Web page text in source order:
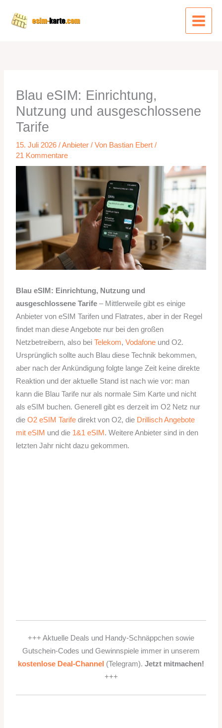
Inhalt
Blau eSIM: Einrichtung,
Nutzung und ausgeschlossene
Tarife
15. Juli 2026/Anbieter / Von Bastian Ebert/
21 Kommentare
Blau eSIM: Einrichtung, Nutzung und
ausgeschlossene Tarife– Mittlerweile gibt es einige
Anbieter von eSIM Tarifen und Flatrates, aber in der Regel
findet man diese Angebote nur bei den großen
Netzbetreibern, also beiTelekom,Vodafone und O2.
Ursprünglich sollte auch Blau diese Technik bekommen,
aber nach der Ankündigung folgte lange Zeit keine direkte
Reaktion und der aktuelle Stand ist nach wie vor: man
kann die Blau Tarife nur als normale Sim Karte und nicht
als eSIM buchen. Generell gibt es derzeit im O2 Netz nur
dieO2 eSIM Tarife direkt von O2, die Drillisch Angebote
mit eSIM und die 1&1 eSIM . Weitere Anbieter sind in den
letzten Jahr nicht dazu gekommen.
+++ Aktuelle Deals und Handy-Schnäppchen sowie
Gutschein-Codes und Gewinnspiele immer in unserem
kostenlose Deal-Channel (Telegram). Jetzt mitmachen!
+++